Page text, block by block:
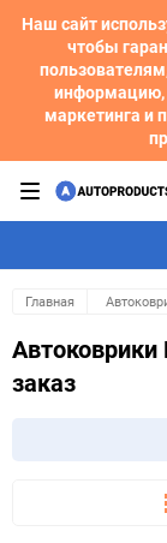
Наш сайт
чтобы
информацию,
маркетинга и
Главная
Автоковрики
заказ